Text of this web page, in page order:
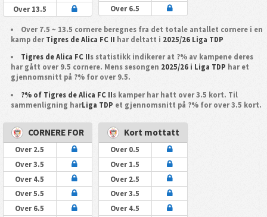
Over 13.5
Over 6.5
Over 7.5 ~ 13.5 cornere beregnes fra det totale antallet cornere i en
kamp der Tigres de Alica FC II har deltatt i 2025/26 Liga TDP
Tigres de Alica FC IIs statistikk indikerer at ?% av kampene deres
har gått over 9.5 cornere. Mens sesongen 2025/26 i Liga TDP har et
gjennomsnitt på ?% for over 9.5.
?% of Tigres de Alica FC IIs kamper har hatt over 3.5 kort. Til
sammenligning harLiga TDP et gjennomsnitt på ?% for over 3.5 kort.
CORNERE FOR
Over 2.5
Over 3.5
Over 4.5
Over 5.5
Over 6.5
Kort mottatt
Over 0.5
Over 1.5
Over 2.5
Over 3.5
Over 4.5